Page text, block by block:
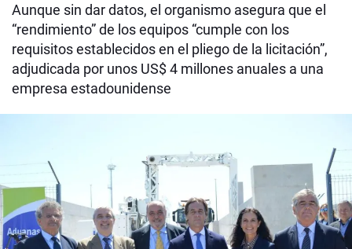
Aunque sin dar datos, el organismo asegura que el
“rendimiento” de los equipos “cumple con los
requisitos establecidos en el pliego de la licitación”,
adjudicada por unos US$ 4 millones anuales a una
empresa estadounidense